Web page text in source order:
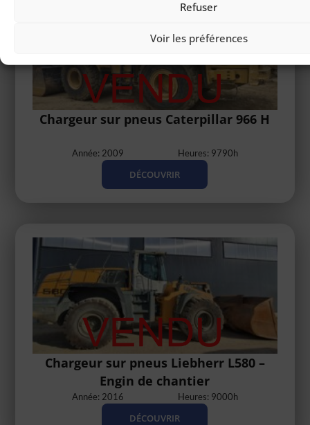
Refuser
Voir les préférences
Chargeur sur pneus Caterpillar 966 H
Année: 2009 Heures: 9790h
DÉCOUVRIR
Chargeur sur pneus Liebherr L580 –
Engin de chantier
Année: 2016 Heures: 9000h
DÉCOUVRIR